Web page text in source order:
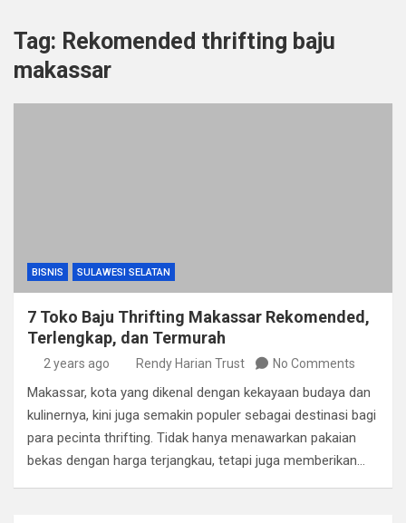
Tag: Rekomended thrifting baju
makassar
BISNIS SULAWESI SELATAN
7 Toko Baju Thrifting Makassar Rekomended,
Terlengkap, dan Termurah
2 years ago Rendy Harian Trust No Comments
Makassar, kota yang dikenal dengan kekayaan budaya dan
kulinernya, kini juga semakin populer sebagai destinasi bagi
para pecinta thrifting. Tidak hanya menawarkan pakaian
bekas dengan harga terjangkau, tetapi juga memberikan…